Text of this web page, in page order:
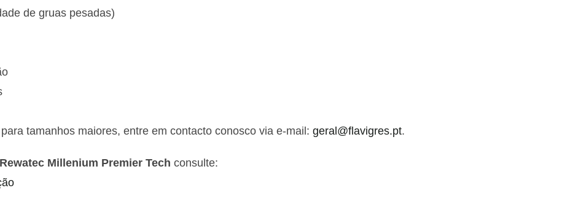
de gruas pesadas)
tamanhos maiores, entre em contacto conosco via e-mail: geral@flavigres.pt.
Millenium Premier Tech consulte: